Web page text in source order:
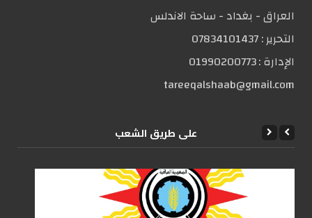
العراق - بغداد - ساحة الاندلس
التحریر :07834101437
الإدارة :01990200773
tareeqalshaab@gmail.com
علی طریق الشعب